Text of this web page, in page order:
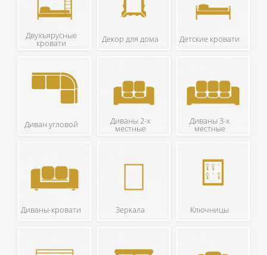
Двухъярусные
кровати Декор для дома Детские кровати
Диван угловой Диваны 2-х
местные
Диваны 3-х
местные
Диваны-кровати Зеркала Ключницы